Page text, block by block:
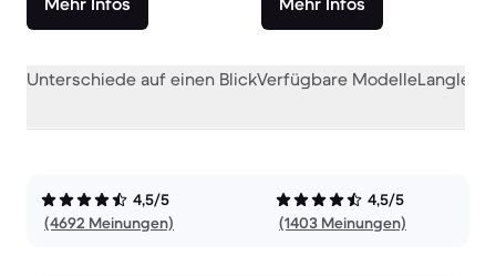
Unterschiede auf einen BlickVerfügbare Modelle
4,5/5
(4692 Meinungen)
4,5/5
(1403 Meinungen)